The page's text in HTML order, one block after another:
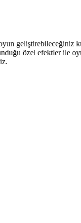
geliştirebileceğiniz
özel efektler ile